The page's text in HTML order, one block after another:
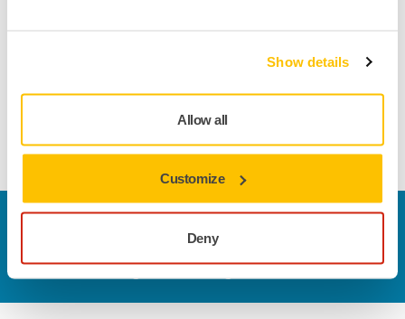
Show details
Allow all
Customize
Deny
Kontakta oss
kundservice gärna dina frågor.